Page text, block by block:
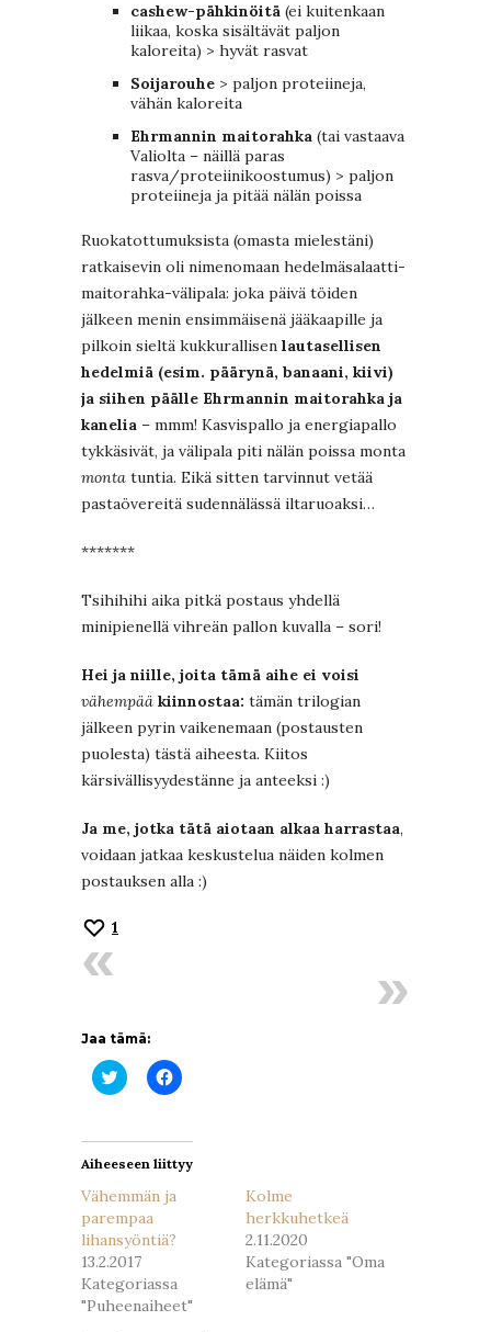
cashew-pähkinöitä (ei kuitenkaan
liikaa, koska sisältävät paljon
kaloreita) > hyvät rasvat
Soijarouhe > paljon proteiineja,
vähän kaloreita
Ehrmannin maitorahka (tai vastaava
Valiolta – näillä paras
rasva/proteiinikoostumus) > paljon
proteiineja ja pitää nälän poissa
Ruokatottumuksista (omasta mielestäni)
ratkaisevin oli nimenomaan hedelmäsalaatti-
maitorahka-välipala: joka päivä töiden
jälkeen menin ensimmäisenä jääkaapille ja
pilkoin sieltä kukkurallisen lautasellisen
hedelmiä (esim. päärynä, banaani, kiivi)
ja siihen päälle Ehrmannin maitorahka ja
kanelia – mmm! Kasvispallo ja energiapallo
tykkäsivät, ja välipala piti nälän poissa monta
monta tuntia. Eikä sitten tarvinnut vetää
pastaövereitä sudennälässä iltaruoaksi…
*******
Tsihihihi aika pitkä postaus yhdellä
minipienellä vihreän pallon kuvalla – sori!
Hei ja niille, joita tämä aihe ei voisi
vähempää kiinnostaa: tämän trilogian
jälkeen pyrin vaikenemaan (postausten
puolesta) tästä aiheesta. Kiitos
kärsivällisyydestänne ja anteeksi :)
Ja me, jotka tätä aiotaan alkaa harrastaa,
voidaan jatkaa keskustelua näiden kolmen
postauksen alla :)
1
Jaa tämä:
Jaa
Twitterissä(Avautuu
Jaa
Facebookissa(Avautuu
Aiheeseen liittyy
Vähemmän ja
parempaa
lihansyöntiä?
13.2.2017
Kategoriassa
"Puheenaiheet"
Kolme
herkkuhetkeä
2.11.2020
Kategoriassa "Oma
elämä"